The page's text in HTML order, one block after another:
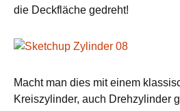
die Deckfläche gedreht!
Macht man dies mit einem
Kreiszylinder, auch Drehzylinder